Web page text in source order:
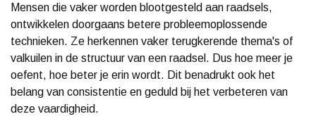
Mensen die vaker worden blootgesteld aan raadsels,
ontwikkelen doorgaans betere probleemoplossende
technieken. Ze herkennen vaker terugkerende thema's of
valkuilen in de structuur van een raadsel. Dus hoe meer je
oefent, hoe beter je erin wordt. Dit benadrukt ook het
belang van consistentie en geduld bij het verbeteren van
deze vaardigheid.